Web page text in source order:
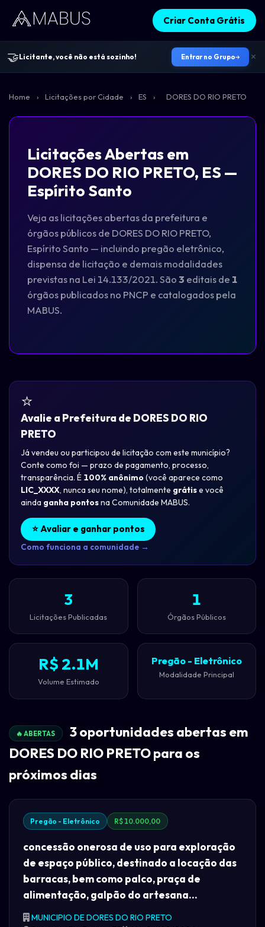
Criar Conta Grátis
🤝Licitante, você não está sozinho! Entrar no Grupo
Home › Licitações por Cidade › ES › DORES DO RIO PRETO
Licitações Abertas em
DORES DO RIO PRETO, ES —
Espírito Santo
Veja as licitações abertas da prefeitura e
órgãos públicos de DORES DO RIO PRETO,
Espírito Santo — incluindo pregão eletrônico,
dispensa de licitação e demais modalidades
previstas na Lei 14.133/2021. São3 editais de 1
órgãos publicados no PNCP e catalogados pela
MABUS.
⭐
Avalie a Prefeitura de DORES DO RIO
PRETO
Já vendeu ou participou de licitação com este município?
Conte como foi — prazo de pagamento, processo,
transparência. É 100% anônimo(você aparece como
LIC_XXXX, nunca seu nome), totalmente grátise você
ainda ganha pontosna Comunidade MABUS.
⭐ Avaliar e ganhar pontos
Como funciona a comunidade →
3
Licitações Publicadas
1
Órgãos Públicos
R$ 2.1M
Volume Estimado
Pregão - Eletrônico
Modalidade Principal
🔥 ABERTAS
3 oportunidades abertas em
DORES DO RIO PRETO para os
próximos dias
Pregão - Eletrônico R$ 10.000,00
concessão onerosa de uso para exploração
de espaço público, destinado a locação das
barracas, bem como palco, praça de
alimentação, galpão do artesana...
MUNICIPIO DE DORES DO RIO PRETO